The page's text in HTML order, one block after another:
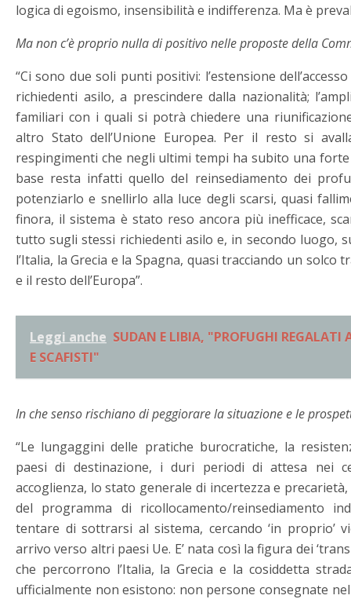
logica di egoismo, insensibilità e indifferenza. Ma è
Ma non c’è proprio nulla di positivo nelle proposte della
“Ci sono due soli punti positivi: l’estensione
richiedenti asilo, a prescindere dalla nazionalità;
familiari con i quali si potrà chiedere una
altro Stato dell’Unione Europea. Per il resto si
respingimenti che negli ultimi tempi ha subito una
base resta infatti quello del reinsediamento dei
potenziarlo e snellirlo alla luce degli scarsi, quasi
finora, il sistema è stato reso ancora più inefficace,
tutto sugli stessi richiedenti asilo e, in secondo luogo,
l’Italia, la Grecia e la Spagna, quasi tracciando un solco
e il resto dell’Europa”.
Leggi anche SUDAN E LIBIA, "PROFUGHI REGALATI
E SCAFISTI"
In che senso rischiano di peggiorare la situazione e le
“Le lungaggini delle pratiche burocratiche, la
paesi di destinazione, i duri periodi di attesa nei
accoglienza, lo stato generale di incertezza e precarietà,
del programma di ricollocamento/reinsediamento
tentare di sottrarsi al sistema, cercando ‘in proprio’
arrivo verso altri paesi Ue. E’ nata così la figura dei
che percorrono l’Italia, la Grecia e la cosiddetta
ufficialmente non esistono: non persone consegnate